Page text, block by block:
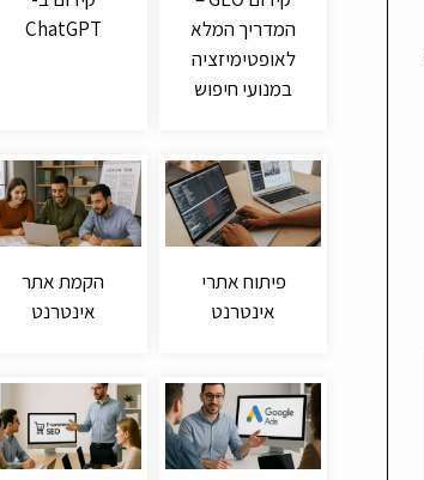
המדריך המלא
לאופטימיזציה
במנועי חיפוש
ChatGPT
פיתוח אתרי
אינטרנט
הקמת אתר
אינטרנט